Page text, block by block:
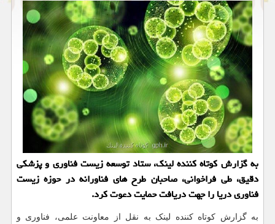
به گزارش کوتاه کننده لینک، ستاد توسعه زیست فناوری و پزشکی
دقیق، طی فراخوانی، صاحبان طرح های فناورانه در حوزه زیست
فناوری دریا را جهت دریافت حمایت دعوت کرد.
به گزارش کوتاه کننده لینک به نقل از معاونت علمی، فناوری و